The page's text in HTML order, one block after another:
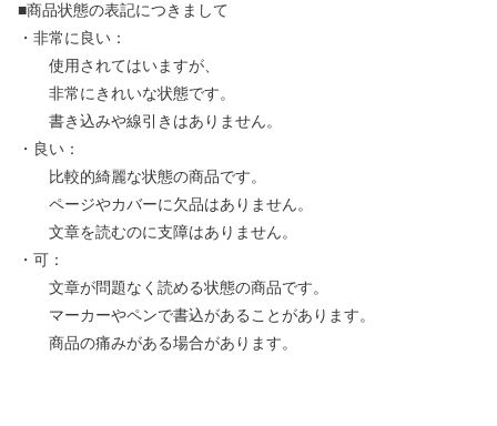
■商品状態の表記につきまして
・非常に良い：
使用されてはいますが、
非常にきれいな状態です。
書き込みや線引きはありません。
・良い：
比較的綺麗な状態の商品です。
ページやカバーに欠品はありません。
文章を読むのに支障はありません。
・可：
文章が問題なく読める状態の商品です。
マーカーやペンで書込があることがあります。
商品の痛みがある場合があります。